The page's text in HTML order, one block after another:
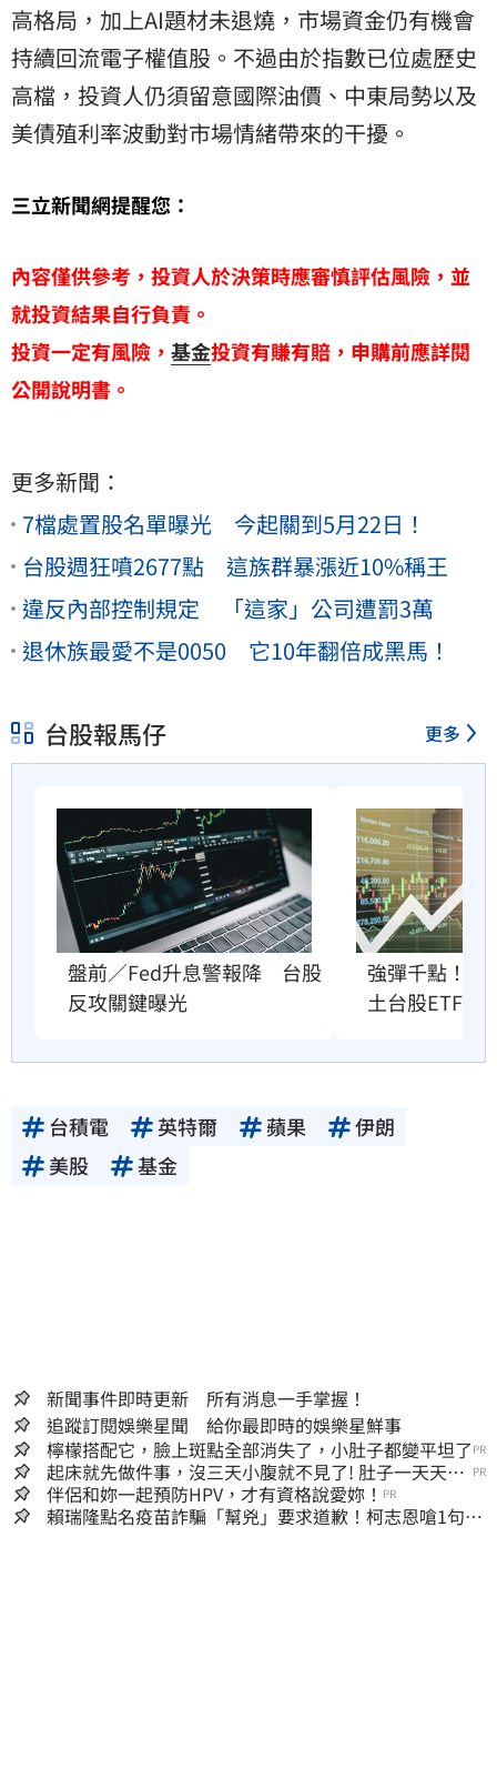
高格局，加上AI題材未退燒，市場資金仍有機會
持續回流電子權值股。不過由於指數已位處歷史
高檔，投資人仍須留意國際油價、中東局勢以及
美債殖利率波動對市場情緒帶來的干擾。
三立新聞網提醒您：
內容僅供參考，投資人於決策時應審慎評估風險，並
就投資結果自行負責。
投資一定有風險， 基金投資有賺有賠，申購前應詳閱
公開說明書。
更多新聞：
7檔處置股名單曝光 今起關到5月22日！
台股週狂噴2677點 這族群暴漲近10%稱王
違反內部控制規定 「這家」公司遭罰3萬
退休族最愛不是0050 它10年翻倍成黑馬！
台股報馬仔 更多
盤前／Fed升息警報降　台股
反攻關鍵曝光
強彈千點！「
土台股ETF
台積電 英特爾 蘋果
伊朗
美股
基金
新聞事件即時更新 所有消息一手掌握！
追蹤訂閱娛樂星聞 給你最即時的娛樂星鮮事
檸檬搭配它，臉上斑點全部消失了，小肚子都變平坦了 PR
起床就先做件事，沒三天小腹就不見了! 肚子一天天變
小！
PR
伴侶和妳一起預防HPV，才有資格說愛妳！ PR
賴瑞隆點名疫苗詐騙「幫兇」要求道歉！柯志恩嗆1句被